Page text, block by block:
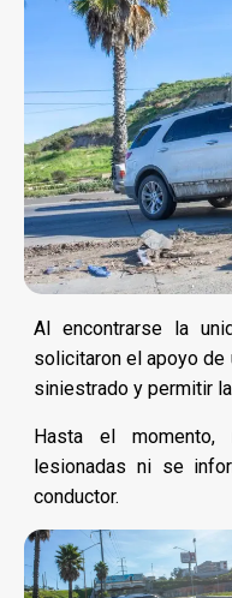
Al encontrarse la
solicitaron el apoyo de
siniestrado y permitir
Hasta el momento,
lesionadas ni se
conductor.